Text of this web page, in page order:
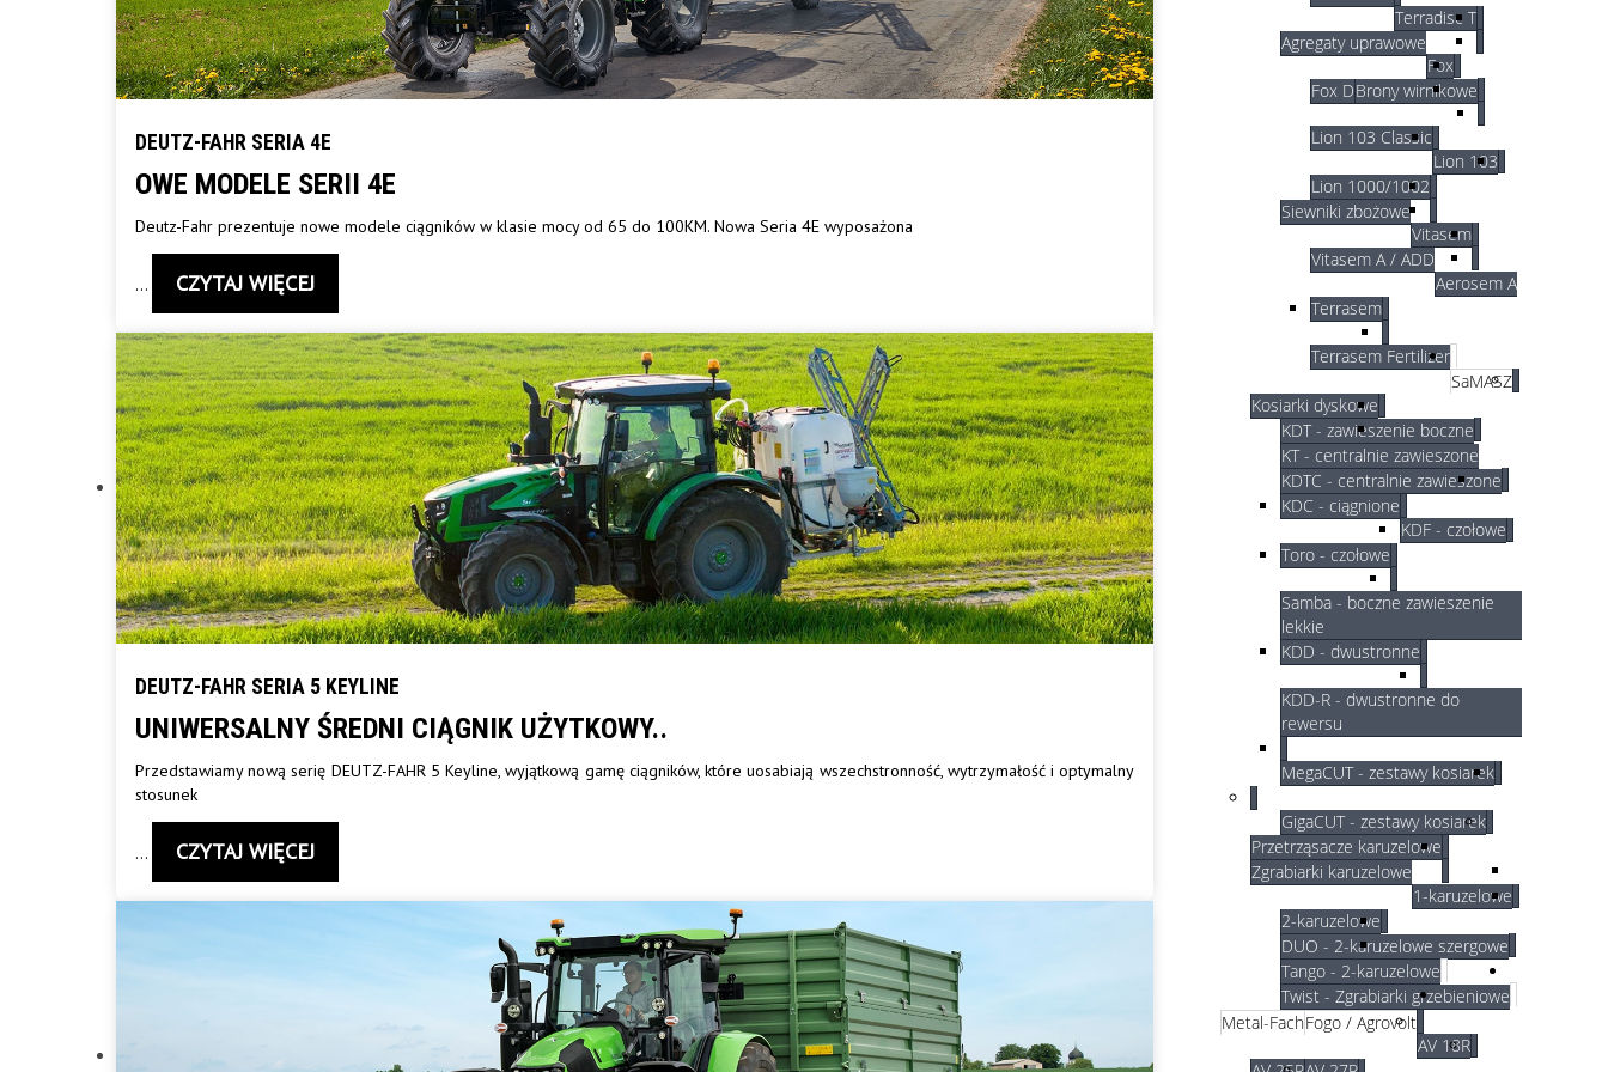
DEUTZ-FAHR SERIA 4E
OWE MODELE SERII 4E
Deutz-Fahr prezentuje nowe modele ciągników w klasie mocy od 65 do 100KM. Nowa Seria 4E wyposażona
… CZYTAJ WIĘCEJ
DEUTZ-FAHR SERIA 5 KEYLINE
UNIWERSALNY ŚREDNI CIĄGNIK UŻYTKOWY..
Przedstawiamy nową serię DEUTZ-FAHR 5 Keyline, wyjątkową gamę ciągników, które uosabiają wszechstronność, wytrzymałość i optymalny
stosunek
… CZYTAJ WIĘCEJ
Terradisc T
Agregaty uprawowe
Fox
Fox DBrony wirnikowe
Lion 103 Classic
Lion 103
Lion 1000/1002
Siewniki zbożowe
Vitasem
Vitasem A / ADD
Aerosem A
Terrasem
Terrasem Fertilizer
SaMASZ
Kosiarki dyskowe
KDT - zawieszenie boczne
KT - centralnie zawieszone
KDTC - centralnie zawieszone
KDC - ciągnione
KDF - czołowe
Toro - czołowe
Samba - boczne zawieszenie
lekkie
KDD - dwustronne
KDD-R - dwustronne do
rewersu
MegaCUT - zestawy kosiarek
GigaCUT - zestawy kosiarek
Przetrząsacze karuzelowe
Zgrabiarki karuzelowe
1-karuzelowe
2-karuzelowe
DUO - 2-karuzelowe szergowe
Tango - 2-karuzelowe
Twist - Zgrabiarki grzebieniowe
Metal-FachFogo / Agrovolt
AV 18R